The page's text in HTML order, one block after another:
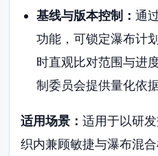
基线与版本控制： 通
功能，可锁定瀑布计
时直观比对范围与进
制委员会提供量化依据
适用场景：适用于以研
织内兼顾敏捷与瀑布混